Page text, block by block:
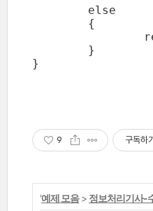
}
9 구독하기
'예제 모음> 정보처리기사-